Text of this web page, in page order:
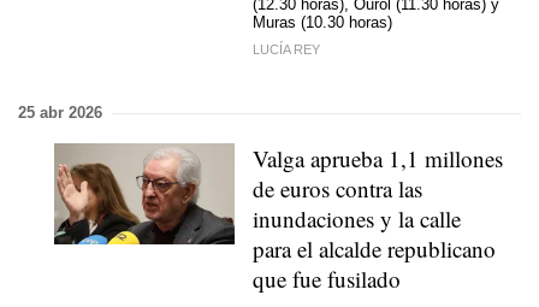
(12.30 horas), Ourol (11.30 horas) y
Muras (10.30 horas)
LUCÍA REY
25 abr 2026
Valga aprueba 1,1 millones
de euros contra las
inundaciones y la calle
para el alcalde republicano
que fue fusilado